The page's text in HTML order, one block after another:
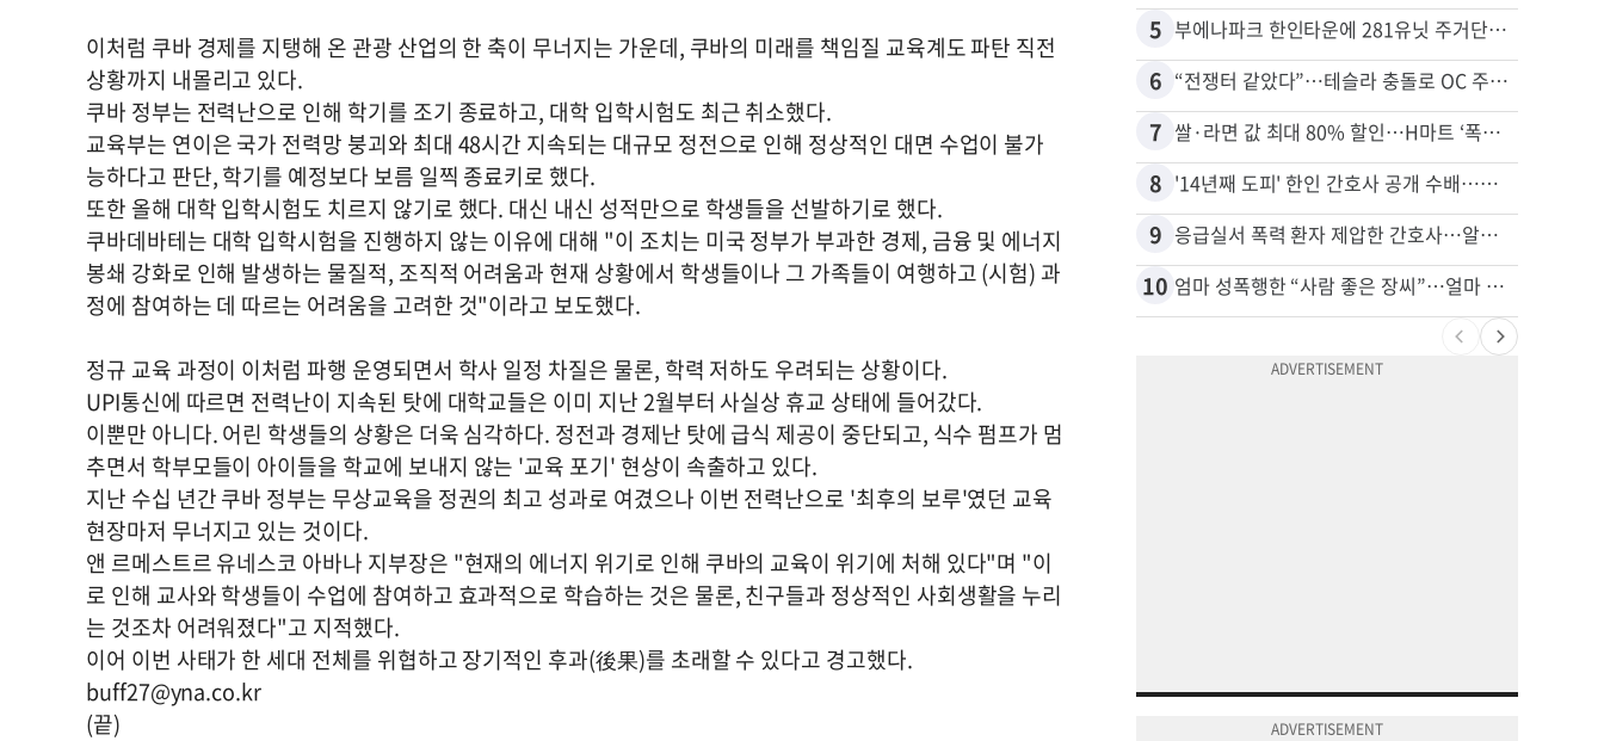
이처럼 쿠바 경제를 지탱해 온 관광 산업의 한 축이 무너지는 가운데, 쿠바의 미래를 책임질 교육계도 파탄 직전
상황까지 내몰리고 있다.
쿠바 정부는 전력난으로 인해 학기를 조기 종료하고, 대학 입학시험도 최근 취소했다.
교육부는 연이은 국가 전력망 붕괴와 최대 48시간 지속되는 대규모 정전으로 인해 정상적인 대면 수업이 불가
능하다고 판단, 학기를 예정보다 보름 일찍 종료키로 했다.
또한 올해 대학 입학시험도 치르지 않기로 했다. 대신 내신 성적만으로 학생들을 선발하기로 했다.
쿠바데바테는 대학 입학시험을 진행하지 않는 이유에 대해 "이 조치는 미국 정부가 부과한 경제, 금융 및 에너지
봉쇄 강화로 인해 발생하는 물질적, 조직적 어려움과 현재 상황에서 학생들이나 그 가족들이 여행하고 (시험) 과
정에 참여하는 데 따르는 어려움을 고려한 것"이라고 보도했다.
정규 교육 과정이 이처럼 파행 운영되면서 학사 일정 차질은 물론, 학력 저하도 우려되는 상황이다.
UPI통신에 따르면 전력난이 지속된 탓에 대학교들은 이미 지난 2월부터 사실상 휴교 상태에 들어갔다.
이뿐만 아니다. 어린 학생들의 상황은 더욱 심각하다. 정전과 경제난 탓에 급식 제공이 중단되고, 식수 펌프가 멈
추면서 학부모들이 아이들을 학교에 보내지 않는 '교육 포기' 현상이 속출하고 있다.
지난 수십 년간 쿠바 정부는 무상교육을 정권의 최고 성과로 여겼으나 이번 전력난으로 '최후의 보루'였던 교육
현장마저 무너지고 있는 것이다.
앤 르메스트르 유네스코 아바나 지부장은 "현재의 에너지 위기로 인해 쿠바의 교육이 위기에 처해 있다"며 "이
로 인해 교사와 학생들이 수업에 참여하고 효과적으로 학습하는 것은 물론, 친구들과 정상적인 사회생활을 누리
는 것조차 어려워졌다"고 지적했다.
이어 이번 사태가 한 세대 전체를 위협하고 장기적인 후과(後果)를 초래할 수 있다고 경고했다.
buff27@yna.co.kr
(끝)
5 부에나파크 한인타운에 281유닛 주거단지 들어선다
6 “전쟁터 같았다”…테슬라 충돌로 OC 주택 4채 파손
7 쌀·라면 값 최대 80% 할인…H마트 ‘폭탄 세일’
8 '14년째 도피' 한인 간호사 공개 수배…메디케어 사기 유죄
9 응급실서 폭력 환자 제압한 간호사…알고 보니
10 엄마 성폭행한 “사람 좋은 장씨”…얼마 뒤 딸 배도 불러왔다